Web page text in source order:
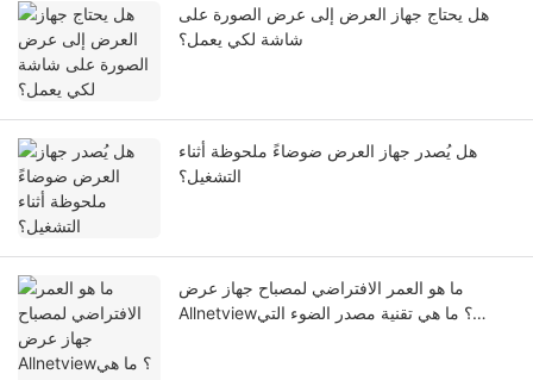
هل يحتاج جهاز العرض إلى عرض الصورة على
شاشة لكي يعمل؟
هل يُصدر جهاز العرض ضوضاءً ملحوظة أثناء
التشغيل؟
ما هو العمر الافتراضي لمصباح جهاز عرض
Allnetview؟ ما هي تقنية مصدر الضوء التي